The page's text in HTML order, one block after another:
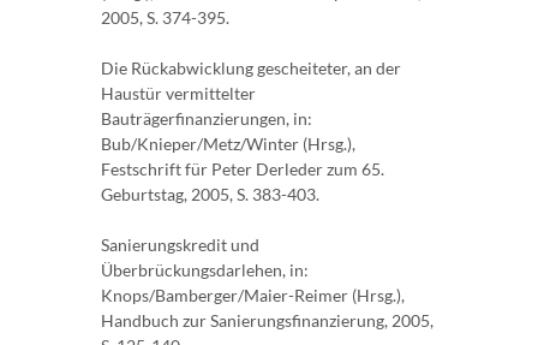
2005, S. 374-395.
Die Rückabwicklung gescheiteter, an der
Haustür vermittelter
Bauträgerfinanzierungen, in:
Bub/Knieper/Metz/Winter (Hrsg.),
Festschrift für Peter Derleder zum 65.
Geburtstag, 2005, S. 383-403.
Sanierungskredit und
Überbrückungsdarlehen, in:
Knops/Bamberger/Maier-Reimer (Hrsg.),
Handbuch zur Sanierungsfinanzierung, 2005,